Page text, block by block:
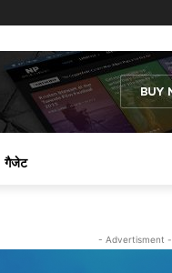
गैजेट
- Advertisment -